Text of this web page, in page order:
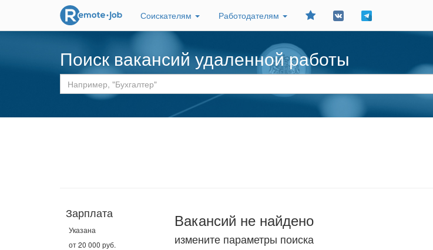
Соискателям Работодателям
Добавить
Поиск вакансий удаленной работы
Зарплата
Указана
от 20 000 руб.
Вакансий не найдено
измените параметры поиска